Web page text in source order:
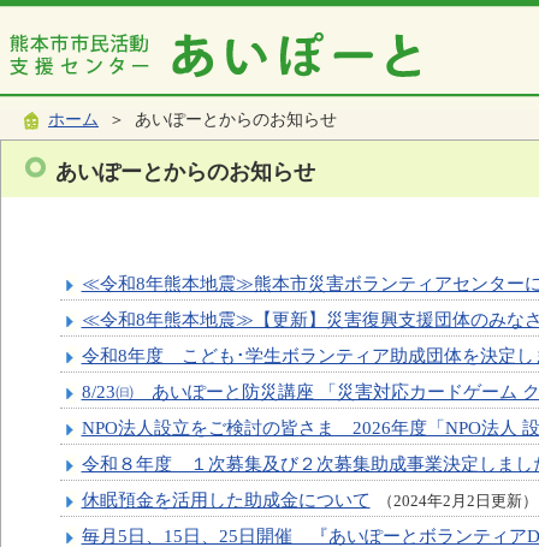
ホーム ＞ あいぽーとからのお知らせ
あいぽーとからのお知らせ
≪令和8年熊本地震≫熊本市災害ボランティアセンター
≪令和8年熊本地震≫【更新】災害復興支援団体のみな
令和8年度 こども･学生ボランティア助成団体を決定し
8/23㈰ あいぽーと防災講座 「災害対応カードゲーム
NPO法人設立をご検討の皆さま 2026年度「NPO法人
令和８年度 １次募集及び２次募集助成事業決定しまし
休眠預金を活用した助成金について
（2024年2月2日更新）
毎月5日、15日、25日開催 『あいぽーとボランティア